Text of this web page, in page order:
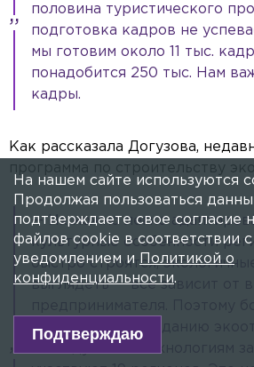
половина туристического
подготовка кадров не
мы готовим около 11 тыс.
понадобится 250 тыс. Нам
кадры.
Как рассказала Догузова,
программа по строительству
— Их можно легко
культурные особенности
быстро строятся,
выглядеть — всё зависит от
программа по созданию
На нашем сайте используются
Продолжая пользоваться
подтверждаете свое согласие
файлов cookie в соответствии
уведомлением и
Политикой о
конфиденциальности.
Подтверждаю